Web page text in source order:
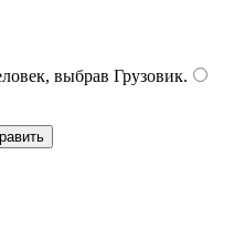
выбрав Грузовик.